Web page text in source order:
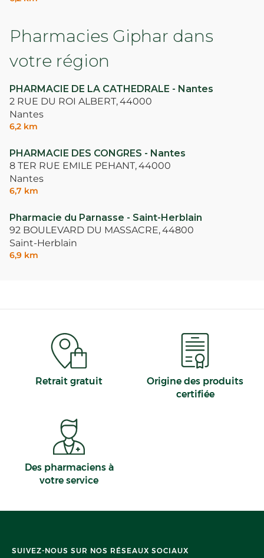
Pharmacies Giphar dans
votre région
PHARMACIE DE LA CATHEDRALE - Nantes
2 RUE DU ROI ALBERT,44000
Nantes
6,2 km
PHARMACIE DES CONGRES - Nantes
8 TER RUE EMILE PEHANT,44000
Nantes
6,7 km
Pharmacie du Parnasse - Saint-Herblain
92 BOULEVARD DU MASSACRE,44800
Saint-Herblain
6,9 km
Retrait gratuit
Origine des produits
certifiée
Des pharmaciens à
votre service
SUIVEZ-NOUS SUR NOS RÉSEAUX SOCIAUX